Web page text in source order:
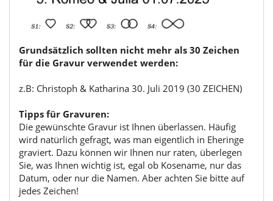
Grundsätzlich sollten nicht mehr als 30 Zeichen
für die Gravur verwendet werden:
z.B: Christoph & Katharina 30. Juli 2019 (30 ZEICHEN)
Tipps für Gravuren:
Die gewünschte Gravur ist Ihnen überlassen. Häufig
wird natürlich gefragt, was man eigentlich in Eheringe
graviert. Dazu können wir Ihnen nur raten, überlegen
Sie, was Ihnen wichtig ist, egal ob Kosename, nur das
Datum, oder nur die Namen. Aber achten Sie bitte auf
jedes Zeichen!